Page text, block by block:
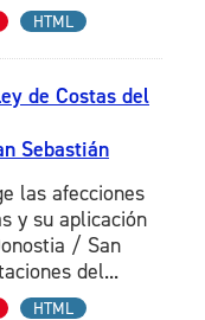
HTML
de Costas del
Sebastián
las afecciones
y su aplicación
/ San
del...
HTML